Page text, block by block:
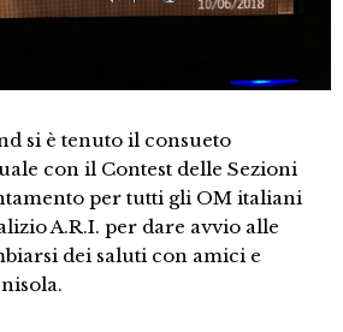
si è tenuto il consueto
con il Contest delle Sezioni
per tutti gli OM italiani
A.R.I. per dare avvio alle
dei saluti con amici e